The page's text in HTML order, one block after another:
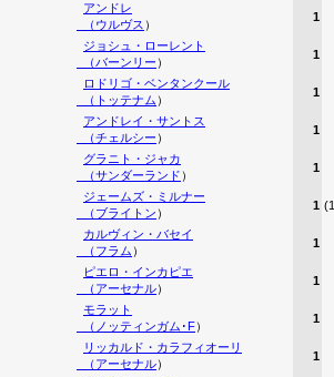
アンドレ
（ウルヴス ）
1
ジョシュ・ローレント
（バーンリー）
1
ロドリゴ・ベンタンクール
（ トッテナム）
1
アンドレイ・サントス
（チェルシー）
1
グラニト・ジャカ
（サンダーランド）
1
ジェームズ・ミルナー
（ブライトン）
1
カルヴィン・バセイ
（フラム）
1
ピエロ・インカピエ
（アーセナル）
1
モラット
（ ノッティンガム･F）
1
リッカルド・カラフィオーリ
（アーセナル）
1